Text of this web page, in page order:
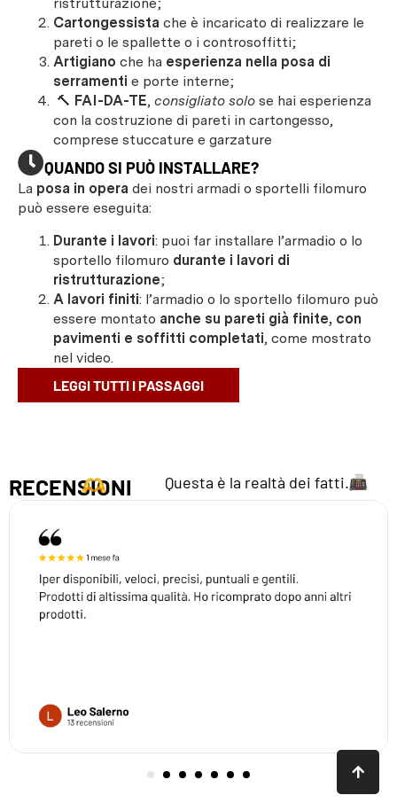
Cartongessista che è incaricato di realizzare le
pareti o le spallette o i controsoffitti;
Artigiano che ha esperienza nella posa di
serramenti e porte interne;
🔨 FAI-DA-TE, consigliato solo se hai esperienza
con la costruzione di pareti in cartongesso,
comprese stuccature e garzature
QUANDO SI PUÒ INSTALLARE?
La posa in opera dei nostri armadi o sportelli filomuro
può essere eseguita:
Durante i lavori: puoi far installare l’armadio o lo
sportello filomuro durante i lavori di
ristrutturazione;
A lavori finiti: l’armadio o lo sportello filomuro può
essere montato anche su pareti già finite, con
pavimenti e soffitti completati, come mostrato
nel video.
LEGGI TUTTI I PASSAGGI
RECENSIONI Questa è la realtà dei fatti.